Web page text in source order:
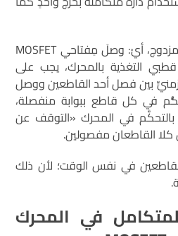
ولكن لكي نتجنبَ الوصل المزدوج، أيْ: وصلَ مِفتاحي MOSFET
التغذية بالمحرك، يجب على
بين فصل أحد القاطعين ووصل
في كل قاطع ببوابة منفصلة،
بالتحكَّم في المحرك «التوقف عن
كلا القاطعان مفصولين.
في نفس الوقت؛ لأن ذلك
في المحرك